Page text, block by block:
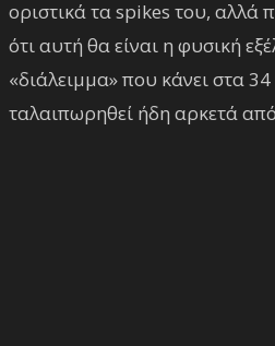
οριστικά τα spikes του, αλλά
ότι αυτή θα είναι η φυσική
«διάλειμμα» που κάνει στα
ταλαιπωρηθεί ήδη αρκετά